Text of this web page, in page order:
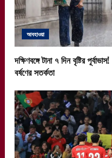
আবহাওয়া
দক্ষিণবঙ্গে টানা ৭ দিন বৃষ্টির
বর্ষণের সতর্কতা